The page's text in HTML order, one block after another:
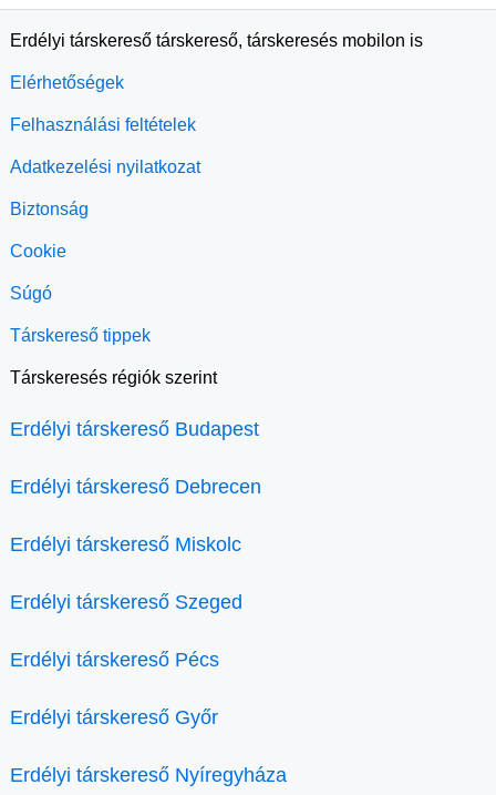
Erdélyi társkereső társkereső, társkeresés mobilon is
Elérhetőségek
Felhasználási feltételek
Adatkezelési nyilatkozat
Biztonság
Cookie
Súgó
Társkereső tippek
Társkeresés régiók szerint
Erdélyi társkereső Budapest
Erdélyi társkereső Debrecen
Erdélyi társkereső Miskolc
Erdélyi társkereső Szeged
Erdélyi társkereső Pécs
Erdélyi társkereső Győr
Erdélyi társkereső Nyíregyháza